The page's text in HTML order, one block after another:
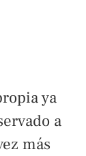
ya
a
más